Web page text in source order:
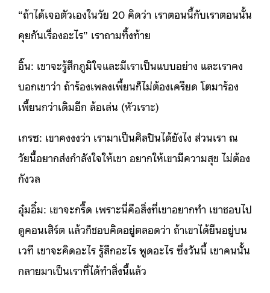
“ถ้าได้เจอตัวเองในวัย 20 คิดว่า เราตอนนี้กับเราตอนนั้น
คุยกันเรื่องอะไร” เราถามทิ้งท้าย
อิ๊น: เขาจะรู้สึกภูมิใจและมีเราเป็นแบบอย่าง และเราคง
บอกเขาว่า ถ้าร้องเพลงเพี้ยนก็ไม่ต้องเครียด โตมาร้อง
เพี้ยนกว่าเดิมอีก ล้อเล่น (หัวเราะ)
เกรซ: เขาคงงงว่า เรามาเป็นศิลปินได้ยังไง ส่วนเรา ณ
วัยนี้อยากส่งกำลังใจให้เขา อยากให้เขามีความสุข ไม่ต้อง
กังวล
อุ๋มอิ๋ม: เขาจะกรี๊ด เพราะนี่คือสิ่งที่เขาอยากทำ เขาชอบไป
ดูคอนเสิร์ต แล้วก็ชอบคิดอยู่ตลอดว่า ถ้าเขาได้ยืนอยู่บน
เวที เขาจะคิดอะไร รู้สึกอะไร พูดอะไร ซึ่งวันนี้ เขาคนนั้น
กลายมาเป็นเราที่ได้ทำสิ่งนี้แล้ว